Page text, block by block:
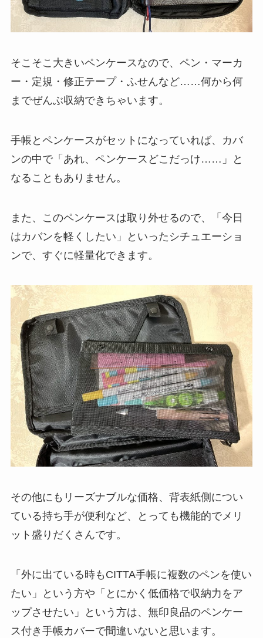
そこそこ大きいペンケースなので、ペン・マーカ
ー・定規・修正テープ・ふせんなど……何から何
までぜんぶ収納できちゃいます。
手帳とペンケースがセットになっていれば、カバ
ンの中で「あれ、ペンケースどこだっけ……」と
なることもありません。
また、このペンケースは取り外せるので、「今日
はカバンを軽くしたい」といったシチュエーショ
ンで、すぐに軽量化できます。
その他にもリーズナブルな価格、背表紙側につい
ている持ち手が便利など、とっても機能的でメリ
ット盛りだくさんです。
「外に出ている時もCITTA手帳に複数のペンを使い
たい」という方や「とにかく低価格で収納力をア
ップさせたい」という方は、無印良品のペンケー
ス付き手帳カバーで間違いないと思います。